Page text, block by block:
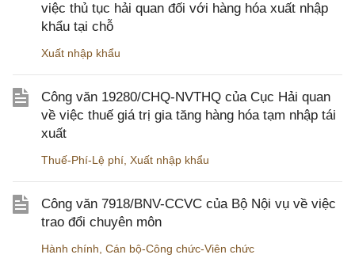
việc thủ tục hải quan đối với hàng hóa xuất nhập
khẩu tại chỗ
Xuất nhập khẩu
Công văn 19280/CHQ-NVTHQ của Cục Hải quan
về việc thuế giá trị gia tăng hàng hóa tạm nhập tái
xuất
Thuế-Phí-Lệ phí Xuất nhập khẩu
Công văn 7918/BNV-CCVC của Bộ Nội vụ về việc
trao đổi chuyên môn
Hành chính Cán bộ-Công chức-Viên chức